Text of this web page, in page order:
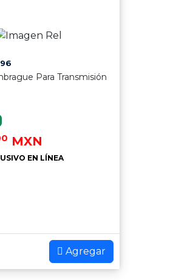
Para Transmisión
MXN
EN LÍNEA
Agregar